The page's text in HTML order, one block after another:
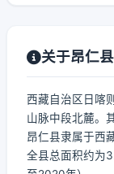
关于昂仁县
西藏自治区日喀
山脉中段北麓。
昂仁县隶属于西
全县总面积约为